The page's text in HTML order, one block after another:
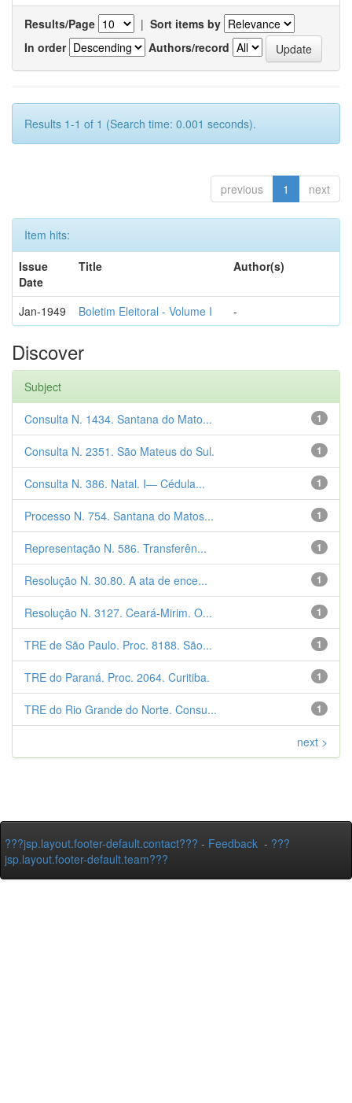
Results/Page | Sort items by
In order
Authors/record
Results 1-1 of 1 (Search time: 0.001 seconds).
previous 1 next
Item hits:
Issue
Date
Title Author(s)
Jan-1949 Boletim Eleitoral - Volume I -
Discover
Subject
1
Consulta N. 1434. Santana do Mato...
1
Consulta N. 2351. São Mateus do Sul.
1
Consulta N. 386. Natal. I— Cédula...
1
Processo N. 754. Santana do Matos...
1
Representação N. 586. Transferên...
1
Resolução N. 30.80. A ata de ence...
1
Resolução N. 3127. Ceará-Mirim. O...
1
TRE de São Paulo. Proc. 8188. São...
1
TRE do Paraná. Proc. 2064. Curitiba.
1
TRE do Rio Grande do Norte. Consu...
next >
???jsp.layout.footer-default.contact??? - Feedback - ???
jsp.layout.footer-default.team???